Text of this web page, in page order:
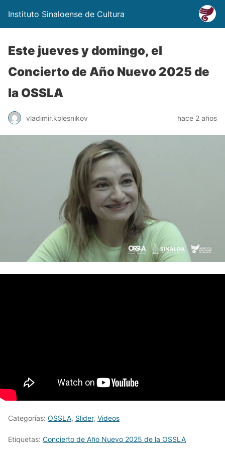
Instituto Sinaloense de Cultura
Este jueves y domingo, el
Concierto de Año Nuevo 2025 de
la OSSLA
vladimir.kolesnikov hace 2 años
Categorías: OSSLA, Slider, Videos
Etiquetas: Concierto de Año Nuevo 2025 de la OSSLA